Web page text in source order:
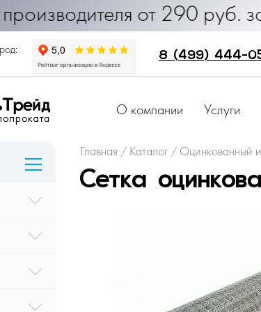
от 290 руб. за
8 (499) 444-
О компании Услуги
Главная / Каталог / Оцинкованный
Сетка